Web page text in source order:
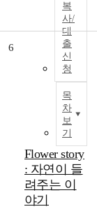
복
사/
대
출
신
청
목
차
보
기
6
Flower story
: 자연이 들
려주는 이
야기